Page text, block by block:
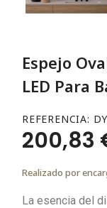
Espejo
LED Para
REFERENCIA
200,83
Realizado por
La esencia del